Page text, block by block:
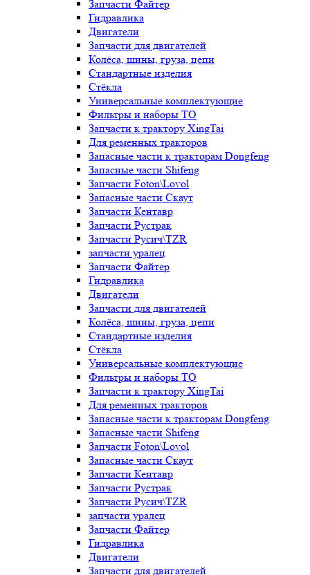
Запчасти Файтер
Гидравлика
Двигатели
Запчасти для двигателей
Колёса, шины, груза, цепи
Стандартные изделия
Стёкла
Универсальные комплектующие
Фильтры и наборы ТО
Запчасти к трактору XingTai
Для ременных тракторов
Запасные части к тракторам Dongfeng
Запасные части Shifeng
Запчасти Foton\Lovol
Запасные части Скаут
Запчасти Кентавр
Запчасти Рустрак
Запчасти Русич\TZR
запчасти уралец
Запчасти Файтер
Гидравлика
Двигатели
Запчасти для двигателей
Колёса, шины, груза, цепи
Стандартные изделия
Стёкла
Универсальные комплектующие
Фильтры и наборы ТО
Запчасти к трактору XingTai
Для ременных тракторов
Запасные части к тракторам Dongfeng
Запасные части Shifeng
Запчасти Foton\Lovol
Запасные части Скаут
Запчасти Кентавр
Запчасти Рустрак
Запчасти Русич\TZR
запчасти уралец
Запчасти Файтер
Гидравлика
Двигатели
Запчасти для двигателей